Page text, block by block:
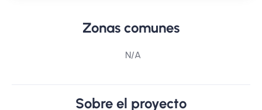
Zonas comunes
N/A
Sobre el proyecto